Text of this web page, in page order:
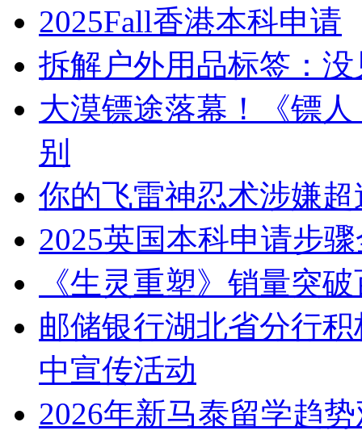
2025Fall香港本科申请
拆解户外用品标签：
大漠镖途落幕！《镖
别
你的飞雷神忍术涉嫌
2025英国本科申请步
《生灵重塑》销量突
邮储银行湖北省分行
中宣传活动
2026年新马泰留学趋